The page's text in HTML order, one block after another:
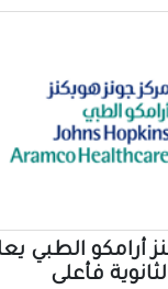
أرامكو الطبي
فأعلى